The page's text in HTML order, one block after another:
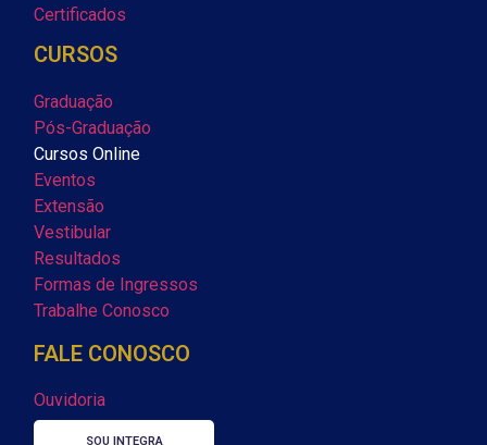
Certificados
CURSOS
Graduação
Pós-Graduação
Cursos Online
Eventos
Extensão
Vestibular
Resultados
Formas de Ingressos
Trabalhe Conosco
FALE CONOSCO
Ouvidoria
SOU INTEGRA